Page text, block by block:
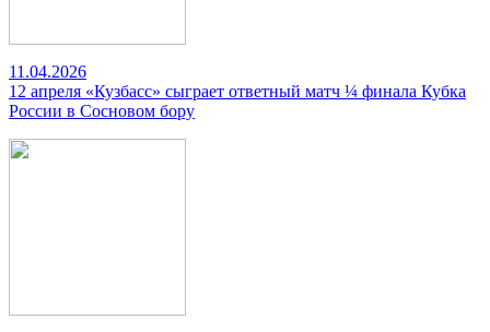
11.04.2026
12 апреля «Кузбасс» сыграет ответный матч ¼ финала Кубка
России в Сосновом бору